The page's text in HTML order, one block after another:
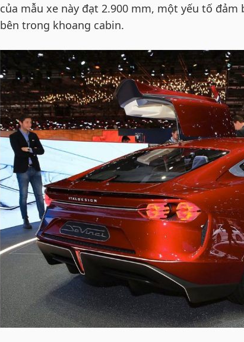
của mẫu xe này đạt 2.900 mm, một yếu tố
bên trong khoang cabin.